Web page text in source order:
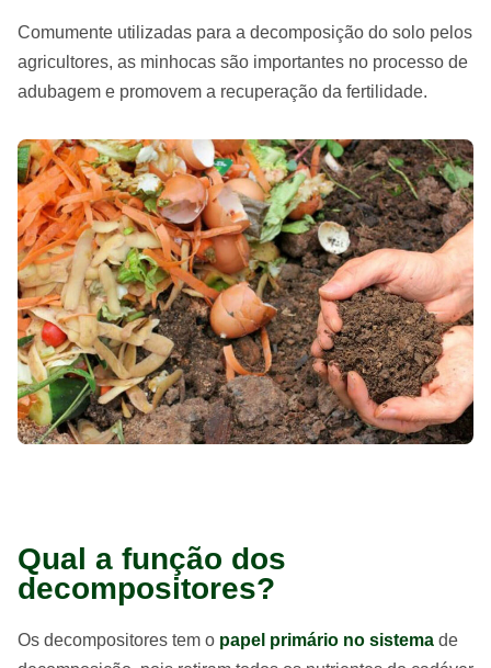
Comumente utilizadas para a decomposição do solo pelos
agricultores, as minhocas são importantes no processo de
adubagem e promovem a recuperação da fertilidade.
Qual a função dos
decompositores?
Os decompositores tem o papel primário no sistema de